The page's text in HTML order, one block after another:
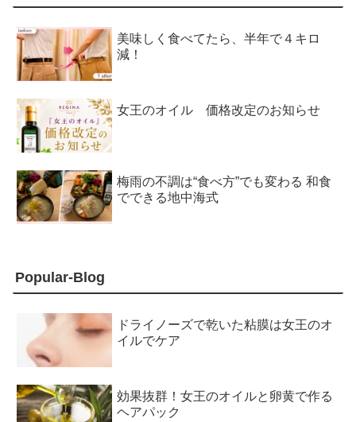
美味しく食べてたら、半年で４キロ
減！
女王のオイル 価格改定のお知らせ
梅雨の不調は“食べ方”でも変わる 和食
でできる地中海式
Popular-Blog
ドライノーズで乾いた粘膜は女王のオ
イルでケア
効果抜群！女王のオイルと卵黄で作る
ヘアパック